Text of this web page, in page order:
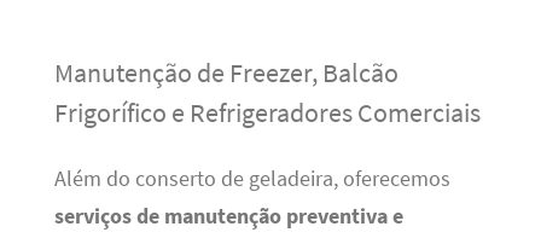
Manutenção de Freezer, Balcão
Frigorífico e Refrigeradores Comerciais
Além do conserto de geladeira, oferecemos
serviços de manutenção preventiva e